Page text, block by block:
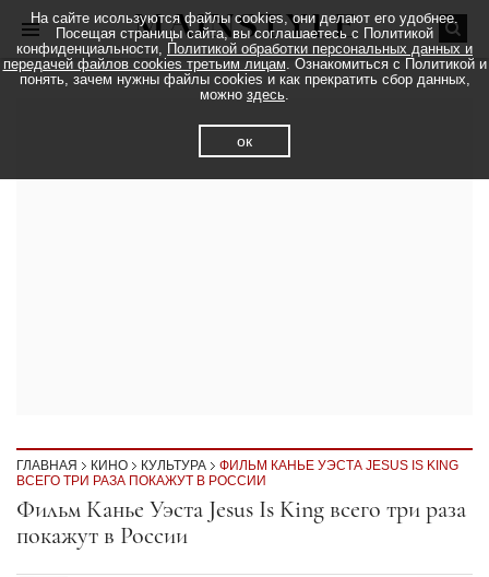
ГЛАВНАЯ КИНО КУЛЬТУРА
ФИЛЬМ КАНЬЕ УЭСТА JESUS IS KING
ВСЕГО ТРИ РАЗА ПОКАЖУТ В РОССИИ
Секция статей
Фильм Канье Уэста Jesus Is King всего три раза
покажут в России
На сайте исользуются файлы cookies, они делают его удобнее.
Посещая страницы сайта, вы соглашаетесь с Политикой
конфиденциальности, Политикой обработки персональных данных и
передачей файлов cookies третьим лицам. Ознакомиться с Политикой и
понять, зачем нужны файлы cookies и как прекратить сбор данных,
можно здесь.
ок